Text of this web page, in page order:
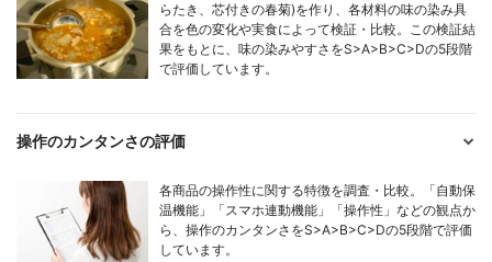
らたき、芯付きの春菊)を作り、各材料の味の染み具
合を色の変化や実食によって検証・比較。この検証結
果をもとに、味の染みやすさをS>A>B>C>Dの5段階
で評価しています。
操作のカンタンさの評価
各商品の操作性に関する特徴を調査・比較。「自動保
温機能」「スマホ連動機能」「操作性」などの観点か
ら、操作のカンタンさをS>A>B>C>Dの5段階で評価
しています。